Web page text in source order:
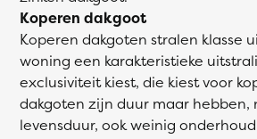
Koperen dakgoot
Koperen dakgoten stralen klasse
woning een karakteristieke
exclusiviteit kiest, die kiest voor
dakgoten zijn duur maar hebben,
levensduur, ook weinig